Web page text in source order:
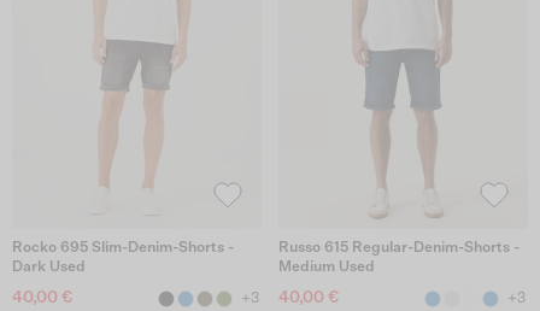
Rocko 695 Slim-Denim-Shorts -
Dark Used
40,00 € +3
Russo 615 Regular-Denim-Shorts -
Medium Used
40,00 € +3